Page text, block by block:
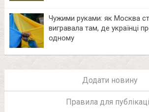
Чужими руками: як Москва
вигравала там, де українці
одному
Додати новину
Правила для